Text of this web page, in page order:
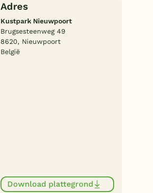
Adres
Kustpark Nieuwpoort
Brugsesteenweg 49
8620, Nieuwpoort
België
Download plattegrond